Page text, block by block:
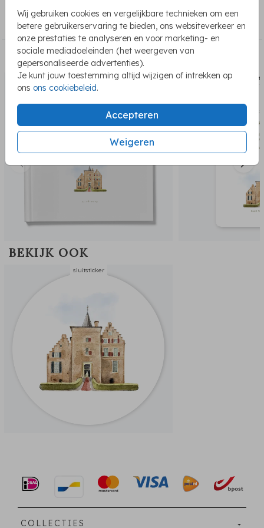
Wij gebruiken cookies en vergelijkbare technieken om een
betere gebruikerservaring te bieden, ons websiteverkeer en
onze prestaties te analyseren en voor marketing- en
sociale mediadoeleinden (het weergeven van
gepersonaliseerde advertenties).
Je kunt jouw toestemming altijd wijzigen of intrekken op
ons ons cookiebeleid.
Accepteren
Weigeren
locatie, laat het ons weten!
Ter info: Deze kaart bestaat uit meerdere onderdelen, en
wordt uitgesneden uit een vel van 21x21cm. Daarom zie je
bij het bestelproces dit formaat staan. De kaart past
daarna in een envelop van 12x18 cm.
Trouwen
PASSEND BIJ DE KAART
gastenboek save
BEKIJK OOK
sluitsticker
COLLECTIES